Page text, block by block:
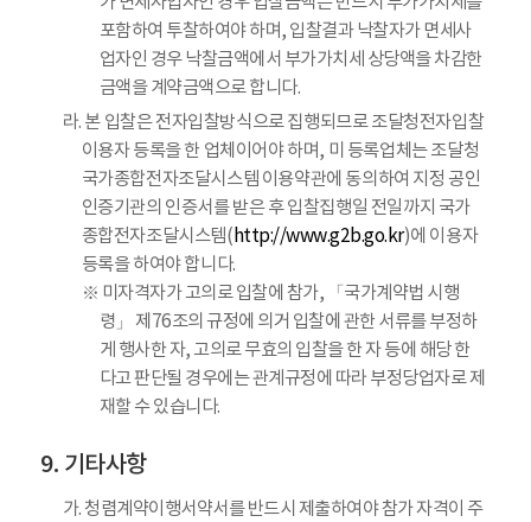
포함하여 투찰하여야 하며, 입찰결과 낙찰자가 면세사
업자인 경우 낙찰금액에서 부가가치세 상당액을 차감한
금액을 계약금액으로 합니다.
라. 본 입찰은 전자입찰방식으로 집행되므로 조달청전자입찰
이용자 등록을 한 업체이어야 하며, 미 등록업체는 조달청
국가종합전자조달시스템 이용약관에 동의하여 지정 공인
인증기관의 인증서를 받은 후 입찰집행일 전일까지 국가
종합전자조달시스템(http://www.g2b.go.kr)에 이용자
등록을 하여야 합니다.
※ 미자격자가 고의로 입찰에 참가, 「국가계약법 시행
령」 제76조의 규정에 의거 입찰에 관한 서류를 부정하
게 행사한 자, 고의로 무효의 입찰을 한 자 등에 해당 한
다고 판단될 경우에는 관계규정에 따라 부정당업자로 제
재할 수 있습니다.
기타사항
가. 청렴계약이행서약서를 반드시 제출하여야 참가 자격이 주